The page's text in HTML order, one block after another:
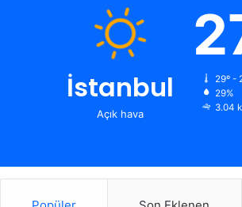
İstanbul
Açık hava
29º -
29%
3.04